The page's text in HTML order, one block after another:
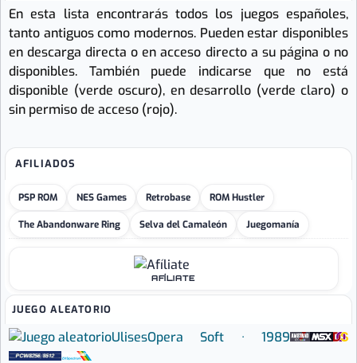
En esta lista encontrarás todos los juegos españoles,
tanto antiguos como modernos. Pueden estar disponibles
en descarga directa o en acceso directo a su página o no
disponibles. También puede indicarse que no está
disponible (verde oscuro), en desarrollo (verde claro) o
sin permiso de acceso (rojo).
AFILIADOS
PSP ROM NES Games Retrobase ROM Hustler
The Abandonware Ring Selva del Camaleón Juegomanía
AFÍLIATE
JUEGO ALEATORIO
UlisesOpera Soft · 1989